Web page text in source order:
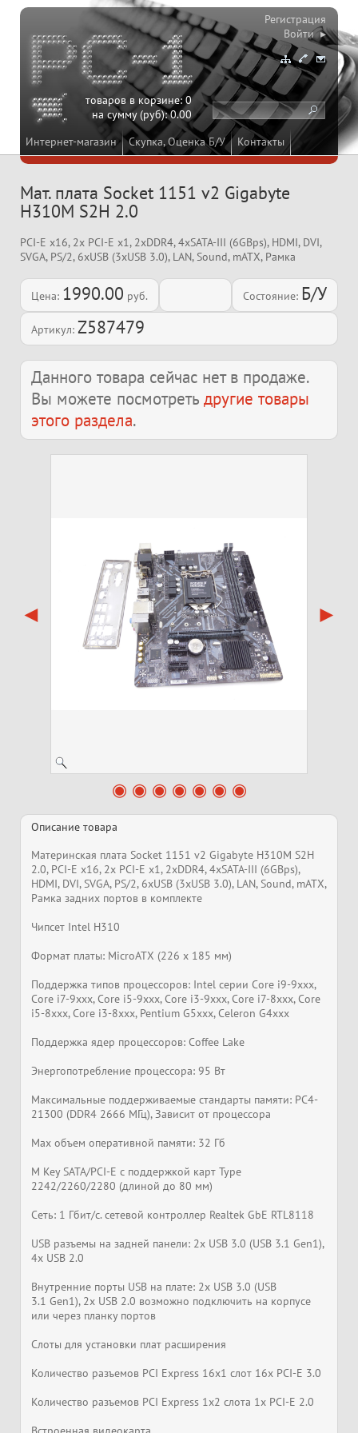
Интернет-магазин Скупка, Оценка Б/У Контакты
товаров в корзине:0
на сумму (руб):0.00
Регистрация
Войти ▸
Мат. плата Socket 1151 v2 Gigabyte
H310M S2H 2.0
PCI-E x16, 2x PCI-E x1, 2xDDR4, 4xSATA-III (6GBps), HDMI, DVI,
SVGA, PS/2, 6xUSB (3xUSB 3.0), LAN, Sound, mATX, Рамка
Цена: 1990.00 руб. Состояние: Б/У
Артикул: Z587479
Данного товара сейчас нет в продаже.
Вы можете посмотреть другие товары
этого раздела.
Описание товара
Материнская плата Socket 1151 v2 Gigabyte H310M S2H
2.0, PCI-E x16, 2x PCI-E x1, 2xDDR4, 4xSATA-III (6GBps),
HDMI, DVI, SVGA, PS/2, 6xUSB (3xUSB 3.0), LAN, Sound, mATX,
Рамка задних портов в комплекте
Чипсет Intel H310
Формат платы: MicroATX (226 x 185 мм)
Поддержка типов процессоров: Intel серии Core i9-9xxx,
Core i7-9xxx, Core i5-9xxx, Core i3-9xxx, Core i7-8xxx, Core
i5-8xxx, Core i3-8xxx, Pentium G5xxx, Celeron G4xxx
Поддержка ядер процессоров: Coffee Lake
Энергопотребление процессора: 95 Вт
Максимальные поддерживаемые стандарты памяти: PC4-
21300 (DDR4 2666 МГц), Зависит от процессора
Max объем оперативной памяти: 32 Гб
M Key SATA/PCI-E с поддержкой карт Type
2242/2260/2280 (длиной до 80 мм)
Сеть: 1 Гбит/с. сетевой контроллер Realtek GbE RTL8118
USB разъемы на задней панели: 2x USB 3.0 (USB 3.1 Gen1),
4x USB 2.0
Внутренние порты USB на плате: 2x USB 3.0 (USB
3.1 Gen1), 2x USB 2.0 возможно подключить на корпусе
или через планку портов
Слоты для установки плат расширения
Количество разъемов PCI Express 16x1 слот 16x PCI-E 3.0
Количество разъемов PCI Express 1x2 слота 1x PCI-E 2.0